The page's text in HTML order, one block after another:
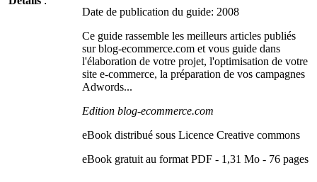
Date de publication du guide: 2008
Ce guide rassemble les meilleurs articles publiés
sur blog-ecommerce.com et vous guide dans
l'élaboration de votre projet, l'optimisation de votre
site e-commerce, la préparation de vos campagnes
Adwords...
Edition blog-ecommerce.com
eBook distribué sous Licence Creative commons
eBook gratuit au format PDF - 1,31 Mo - 76 pages